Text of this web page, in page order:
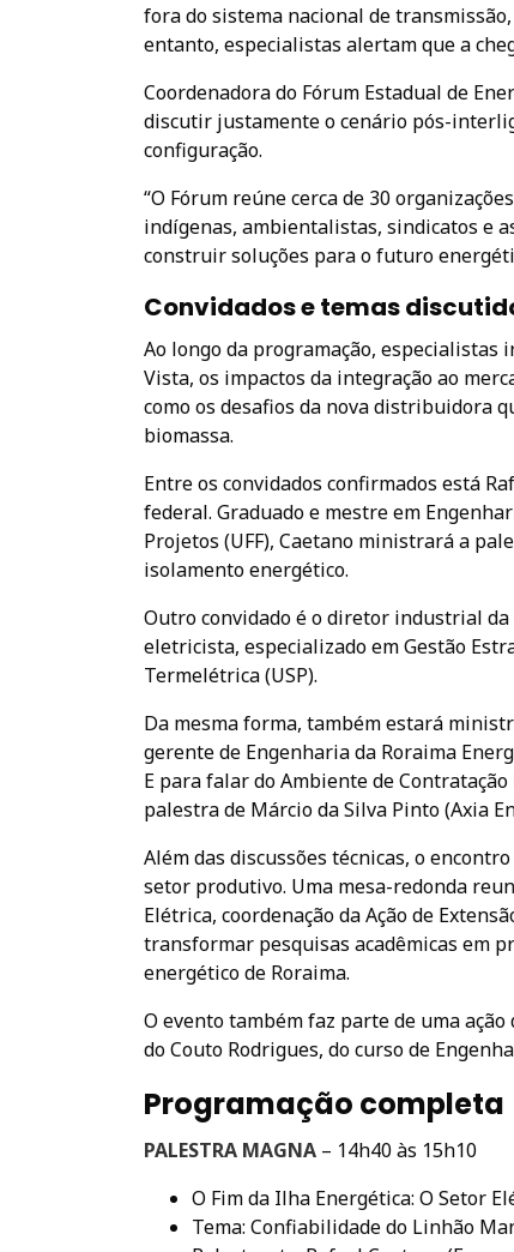
fora do sistema nacional de
entanto, especialistas alertam que a
Coordenadora do Fórum Estadual de
discutir justamente o cenário pós-
configuração.
“O Fórum reúne cerca de 30
indígenas, ambientalistas, sindicatos e
construir soluções para o futuro
Convidados e temas
Ao longo da programação, especialistas
Vista, os impactos da integração ao
como os desafios da nova distribuidora
biomassa.
Entre os convidados confirmados está
federal. Graduado e mestre em
Projetos (UFF), Caetano ministrará a
isolamento energético.
Outro convidado é o diretor industrial da
eletricista, especializado em Gestão
Termelétrica (USP).
Da mesma forma, também estará
gerente de Engenharia da Roraima
E para falar do Ambiente de
palestra de Márcio da Silva Pinto (Axia
Além das discussões técnicas, o
setor produtivo. Uma mesa-redonda
Elétrica, coordenação da Ação de
transformar pesquisas acadêmicas em
energético de Roraima.
O evento também faz parte de uma
do Couto Rodrigues, do curso de
Programação completa
PALESTRA MAGNA – 14h40 às 15h10
O Fim da Ilha Energética: O Setor
Tema: Confiabilidade do Linhão